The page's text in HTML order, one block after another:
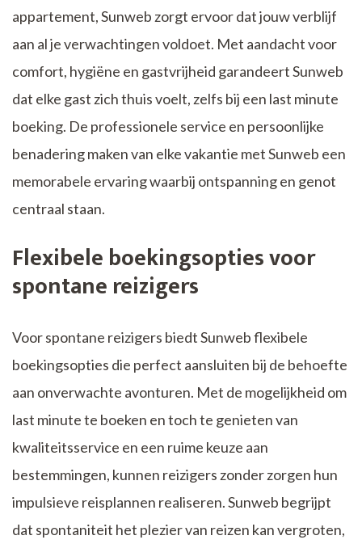
appartement, Sunweb zorgt ervoor dat jouw verblijf
aan al je verwachtingen voldoet. Met aandacht voor
comfort, hygiëne en gastvrijheid garandeert Sunweb
dat elke gast zich thuis voelt, zelfs bij een last minute
boeking. De professionele service en persoonlijke
benadering maken van elke vakantie met Sunweb een
memorabele ervaring waarbij ontspanning en genot
centraal staan.
Flexibele boekingsopties voor
spontane reizigers
Voor spontane reizigers biedt Sunweb flexibele
boekingsopties die perfect aansluiten bij de behoefte
aan onverwachte avonturen. Met de mogelijkheid om
last minute te boeken en toch te genieten van
kwaliteitsservice en een ruime keuze aan
bestemmingen, kunnen reizigers zonder zorgen hun
impulsieve reisplannen realiseren. Sunweb begrijpt
dat spontaniteit het plezier van reizen kan vergroten,